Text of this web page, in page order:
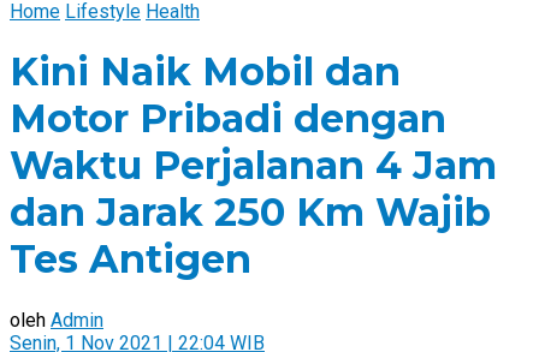
Home Lifestyle Health
Kini Naik Mobil dan
Motor Pribadi dengan
Waktu Perjalanan 4 Jam
dan Jarak 250 Km Wajib
Tes Antigen
oleh Admin
Senin, 1 Nov 2021 | 22:04 WIB